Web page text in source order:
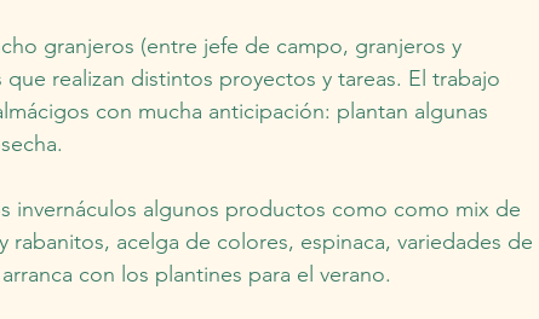
granjeros (entre jefe de campo, granjeros y
realizan distintos proyectos y tareas. El trabajo
con mucha anticipación: plantan algunas
invernáculos algunos productos como como mix de
rabanitos, acelga de colores, espinaca, variedades de
con los plantines para el verano.